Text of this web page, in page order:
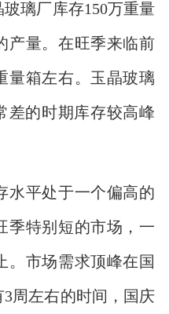
璃厂库存150万重量
产量。在旺季来临前
量箱左右。玉晶玻璃
差的时期库存较高峰
平处于一个偏高的
季特别短的市场，一
。市场需求顶峰在国
周左右的时间，国庆